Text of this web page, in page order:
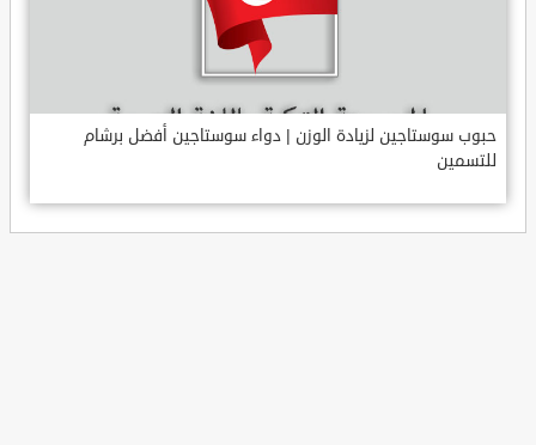
حبوب سوستاجين لزيادة الوزن | دواء سوستاجين أفضل برشام
للتسمين